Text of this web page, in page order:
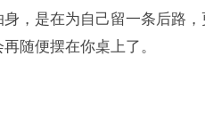
，是在为自己留一条后路
随便摆在你桌上了。